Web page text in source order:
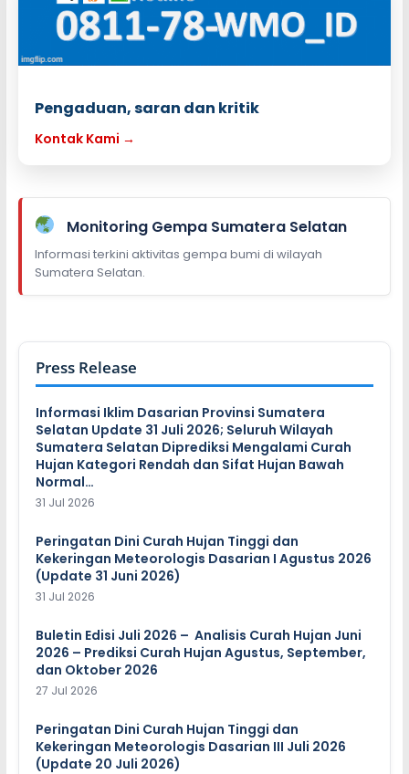
Pengaduan, saran dan kritik
Kontak Kami →
Monitoring Gempa Sumatera Selatan
Informasi terkini aktivitas gempa bumi di wilayah
Sumatera Selatan.
Press Release
Informasi Iklim Dasarian Provinsi Sumatera
Selatan Update 31 Juli 2026; Seluruh Wilayah
Sumatera Selatan Diprediksi Mengalami Curah
Hujan Kategori Rendah dan Sifat Hujan Bawah
Normal…
31 Jul 2026
Peringatan Dini Curah Hujan Tinggi dan
Kekeringan Meteorologis Dasarian I Agustus 2026
(Update 31 Juni 2026)
31 Jul 2026
Buletin Edisi Juli 2026 – Analisis Curah Hujan Juni
2026 – Prediksi Curah Hujan Agustus, September,
dan Oktober 2026
27 Jul 2026
Peringatan Dini Curah Hujan Tinggi dan
Kekeringan Meteorologis Dasarian III Juli 2026
(Update 20 Juli 2026)